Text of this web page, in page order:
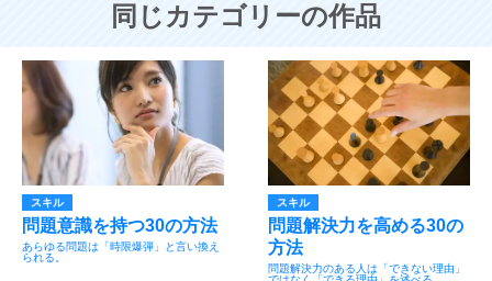
同じカテゴリーの作品
スキル
問題意識を持つ30の方法
あらゆる問題は「時限爆弾」と言い換え
られる。
スキル
問題解決力を高める30の
方法
問題解決力のある人は「できない理由」